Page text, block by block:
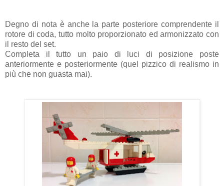
Degno di nota è anche la parte posteriore comprendente il
rotore di coda, tutto molto proporzionato ed armonizzato con
il resto del set.
Completa il tutto un paio di luci di posizione poste
anteriormente e posteriormente (quel pizzico di realismo in
più che non guasta mai).